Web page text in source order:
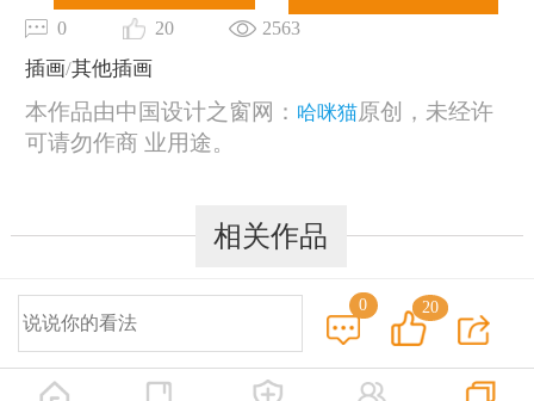
0 20
2563
插画/其他插画
本作品由中国设计之窗网： 哈咪猫原创，未经许
可请勿作商 业用途。
相关作品
0 20
© 2014-2025 中国设计之窗 www.333cn.com 版权所有